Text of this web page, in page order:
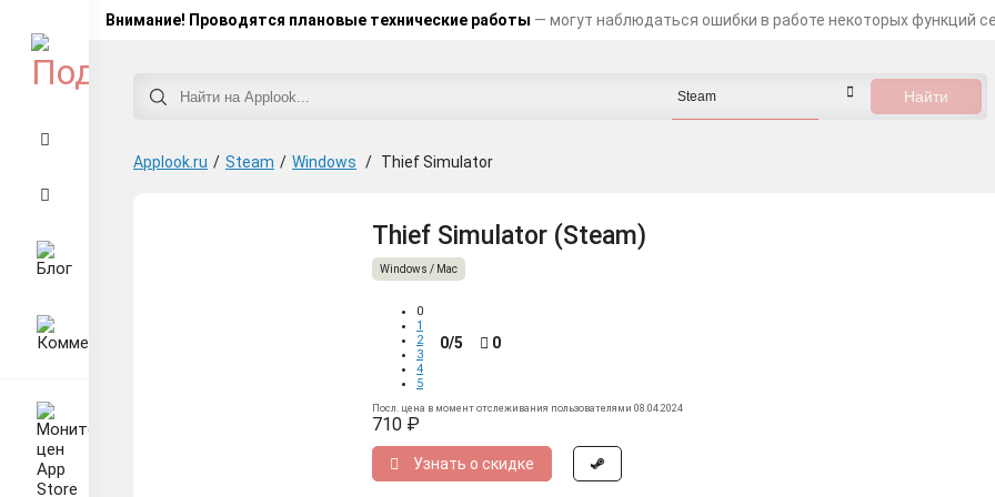
Внимание! Проводятся плановые технические работы — могут наблюдаться ошибки в работе некоторых функций
Applook.ru / Steam / Windows / Thief Simulator
Thief Simulator (Steam)
Windows / Mac
0
1
2
3
4
5
0/5 0
Посл. цена в момент отслеживания пользователями 08.04.2024
710 ₽
Узнать о скидке